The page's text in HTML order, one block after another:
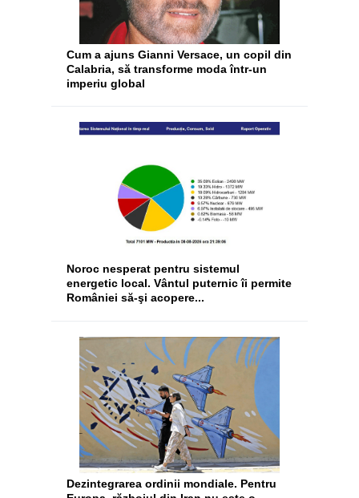
Cum a ajuns Gianni Versace, un copil din
Calabria, să transforme moda într-un
imperiu global
Noroc nesperat pentru sistemul
energetic local. Vântul puternic îi permite
României să-şi acopere...
Dezintegrarea ordinii mondiale. Pentru